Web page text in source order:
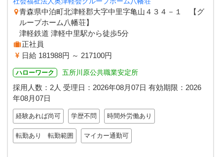
青森県中泊町北津軽郡大字中里字亀山４３４－１ 【グ
ループホーム八幡荘】
津軽鉄道 津軽中里駅から徒歩5分
正社員
日給 181988円 ～ 217100円
ハローワーク 五所川原公共職業安定所
採用人数：2人 受理日： 2026年08月07日 有効期限： 2026
年08月07日
経験あれば尚可 学歴不問 時間外労働あり
転勤あり 転勤範囲 マイカー通勤可